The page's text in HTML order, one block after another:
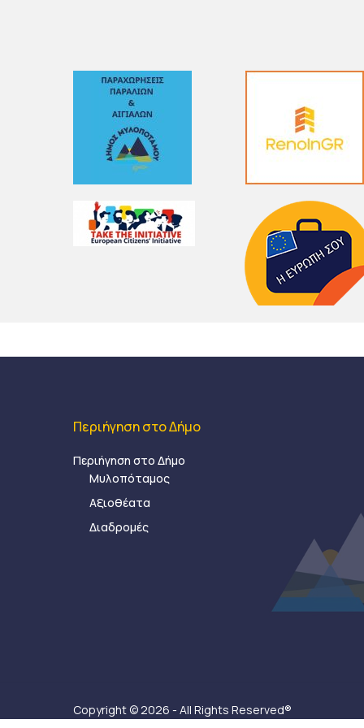
Περιήγηση στο Δήμο
Περιήγηση στο Δήμο
Μυλοπόταμος
Αξιοθέατα
Διαδρομές
Copyright © 2026 - All Rights Reserved®